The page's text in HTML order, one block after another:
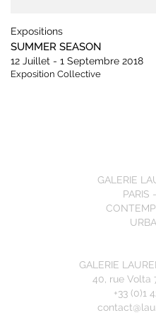
Expositions
SUMMER SEASON
12 Juillet - 1 Septembre 2018
Exposition Collective
GALERIE
PARIS
GALERIE
40, rue Volta
+33 (0)1